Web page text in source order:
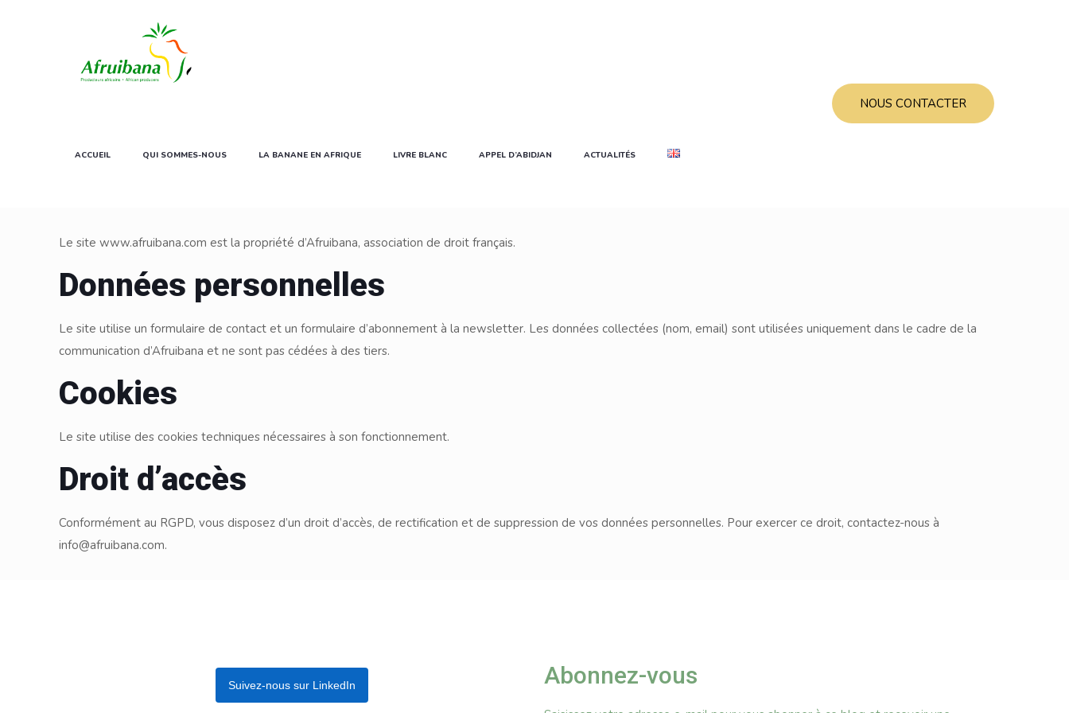
ACCUEIL QUI SOMMES-NOUS LA BANANE EN AFRIQUE LIVRE BLANC APPEL D’ABIDJAN ACTUALITÉS
NOUS CONTACTER
Le site www.afruibana.com est la propriété d’Afruibana, association de droit français.
Données personnelles
Le site utilise un formulaire de contact et un formulaire d’abonnement à la newsletter. Les données collectées (nom, email) sont utilisées uniquement dans le cadre de la
communication d’Afruibana et ne sont pas cédées à des tiers.
Cookies
Le site utilise des cookies techniques nécessaires à son fonctionnement.
Droit d’accès
Conformément au RGPD, vous disposez d’un droit d’accès, de rectification et de suppression de vos données personnelles. Pour exercer ce droit, contactez-nous à
info@afruibana.com.
Suivez-nous sur LinkedIn Abonnez-vous